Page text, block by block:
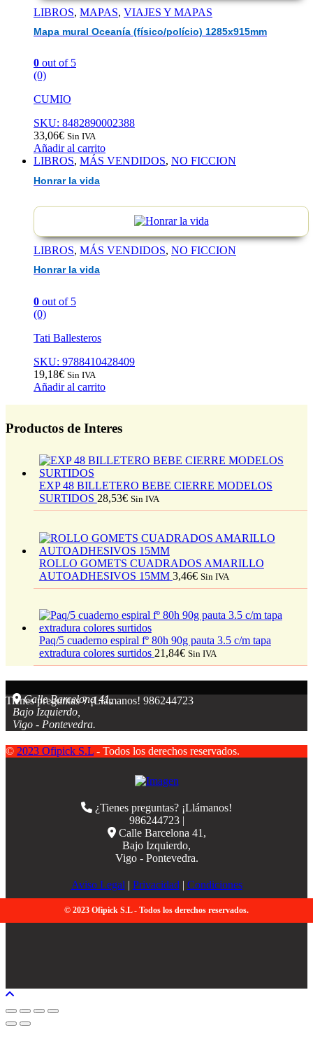
LIBROS, MAPAS, VIAJES Y MAPAS
Mapa mural Oceanía (físico/polício) 1285x915mm
0 out of 5
(0)
CUMIO
SKU: 8482890002388
33,06€ Sin IVA
Añadir al carrito
LIBROS, MÁS VENDIDOS, NO FICCION
Honrar la vida
LIBROS, MÁS VENDIDOS, NO FICCION
Honrar la vida
0 out of 5
(0)
Tati Ballesteros
SKU: 9788410428409
19,18€ Sin IVA
Añadir al carrito
Productos de Interes
EXP 48 BILLETERO BEBE CIERRE MODELOS
SURTIDOS 28,53€ Sin IVA
ROLLO GOMETS CUADRADOS AMARILLO
AUTOADHESIVOS 15MM 3,46€ Sin IVA
Paq/5 cuaderno espiral fº 80h 90g pauta 3.5 c/m tapa
extradura colores surtidos 21,84€ Sin IVA
Tienes preguntas ? ¡Llámanos! 986244723
Calle Barcelona 41,
Bajo Izquierdo,
Vigo - Pontevedra.
© 2023 Ofipick S.L - Todos los derechos reservados.
¿Tienes preguntas? ¡Llámanos!
986244723 |
Calle Barcelona 41,
Bajo Izquierdo,
Vigo - Pontevedra.
Aviso Legal | Privacidad | Condiciones
© 2023 Ofipick S.L - Todos los derechos reservados.